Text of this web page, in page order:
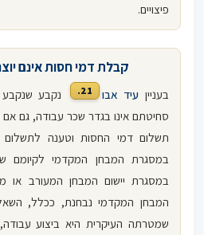
פיצויים.
קבלת דמי חסות אינם
בעניין עיד אבו 21.
נקבע
סחיטתם אינו בגדר שכר עבודה, גם אם
תשלום דמי החסות וטענה לתשלום
במסגרת המבחן המקדמי לקיומם
במסגרת יישום המבחן המעורב או
המבחן המקדמי נבחנת, ככלל,
שמטרתה העיקרית היא ביצוע